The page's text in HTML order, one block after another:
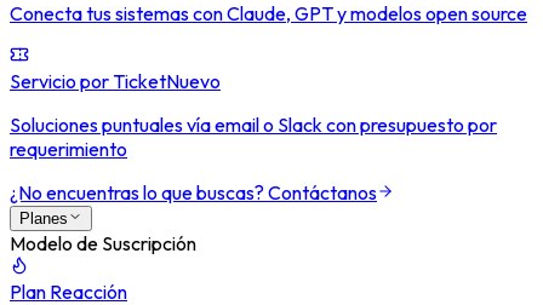
Conecta tus sistemas con Claude, GPT y modelos open source
Servicio por TicketNuevo
Soluciones puntuales vía email o Slack con presupuesto por
requerimiento
¿No encuentras lo que buscas? Contáctanos
Planes
Modelo de Suscripción
Plan Reacción